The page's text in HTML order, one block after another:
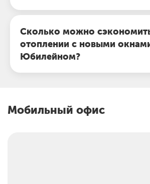
Сколько можно
отоплении с новыми
Юбилейном?
Мобильный офис